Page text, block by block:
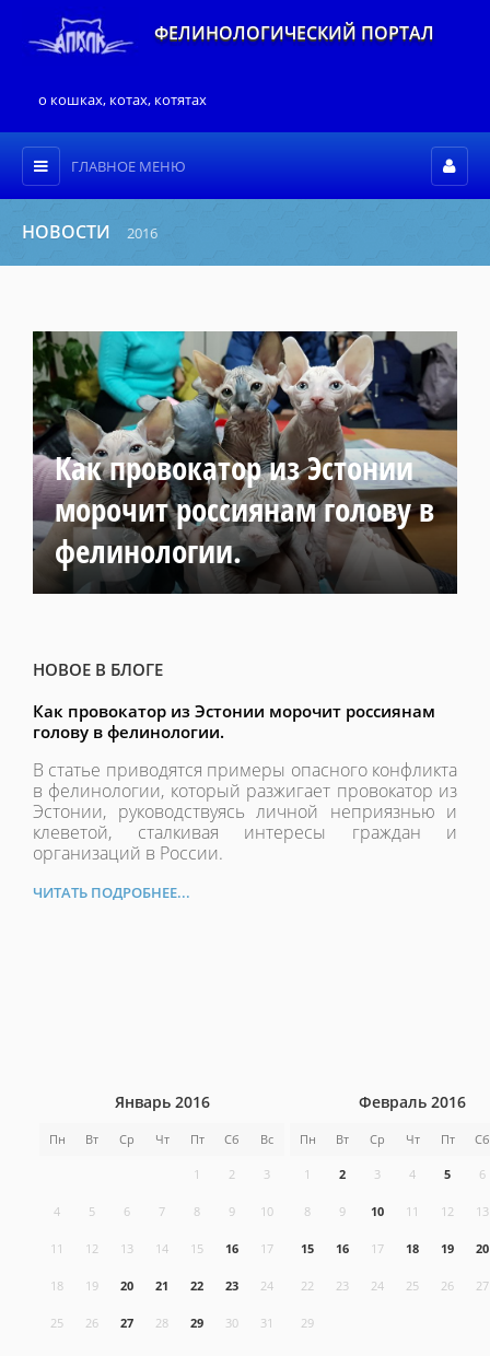
ФЕЛИНОЛОГИЧЕСКИЙ ПОРТАЛ
о кошках, котах, котятах
ГЛАВНОЕ МЕНЮ
НОВОСТИ 2016
Как провокатор из Эстонии
морочит россиянам голову в
фелинологии.
НОВОЕ В БЛОГЕ
Как провокатор из Эстонии морочит россиянам
голову в фелинологии.
В статье приводятся примеры опасного конфликта
в фелинологии, который разжигает провокатор из
Эстонии, руководствуясь личной неприязнью и
клеветой, сталкивая интересы граждан и
организаций в России.
ЧИТАТЬ ПОДРОБНЕЕ...
Январь 2016
Пн Вт Ср Чт Пт Сб Вс
1 2 3
4 5 6 7 8 9 10
11 12 13 14 15 16 17
18 19 20 21 22 23 24
25 26 27 28 29 30 31
Февраль 2016
Пн Вт Ср Чт Пт Сб
1 2 3 4 5 6
8 9 10 11 12 13
15 16 17 18 19 20
22 23 24 25 26 27
29